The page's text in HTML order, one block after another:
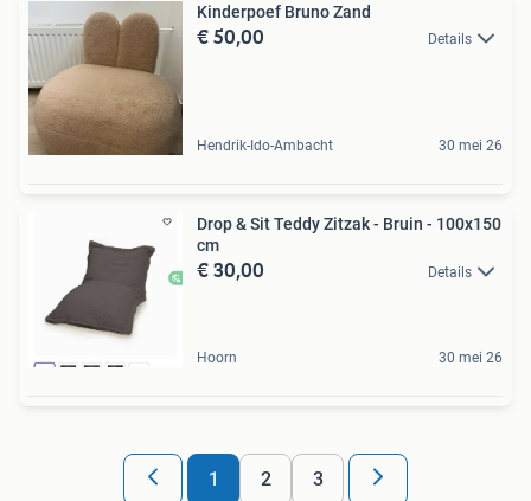
Kinderpoef Bruno Zand
€ 50,00 Details
Hendrik-Ido-Ambacht 30 mei 26
Drop & Sit Teddy Zitzak - Bruin - 100x150
cm
€ 30,00 Details
Hoorn 30 mei 26
1 2 3